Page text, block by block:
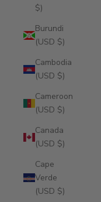
$)
Burundi
(USD $)
Cambodia
(USD $)
Cameroon
(USD $)
Canada
(USD $)
Cape
Verde
(USD $)